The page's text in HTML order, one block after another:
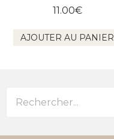
11.00€
AJOUTER AU PANIER